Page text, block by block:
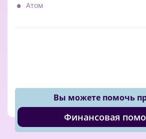
Атом
Вы можете помочь
Финансовая